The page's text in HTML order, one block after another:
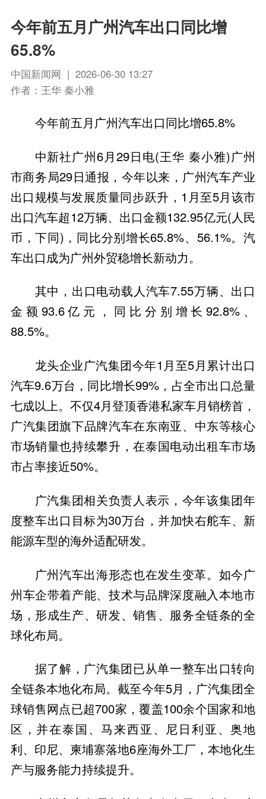
今年前五月广州汽车出口同比增
65.8%
中国新闻网 | 2026-06-30 13:27
作者：王华 秦小雅
今年前五月广州汽车出口同比增65.8%
中新社广州6月29日电(王华 秦小雅)广州
市商务局29日通报，今年以来，广州汽车产业
出口规模与发展质量同步跃升，1月至5月该市
出口汽车超12万辆、出口金额132.95亿元(人民
币，下同)，同比分别增长65.8%、56.1%。汽
车出口成为广州外贸稳增长新动力。
其中，出口电动载人汽车7.55万辆、出口
金额93.6亿元，同比分别增长92.8%、
88.5%。
龙头企业广汽集团今年1月至5月累计出口
汽车9.6万台，同比增长99%，占全市出口总量
七成以上。不仅4月登顶香港私家车月销榜首，
广汽集团旗下品牌汽车在东南亚、中东等核心
市场销量也持续攀升，在泰国电动出租车市场
市占率接近50%。
广汽集团相关负责人表示，今年该集团年
度整车出口目标为30万台，并加快右舵车、新
能源车型的海外适配研发。
广州汽车出海形态也在发生变革。如今广
州车企带着产能、技术与品牌深度融入本地市
场，形成生产、研发、销售、服务全链条的全
球化布局。
据了解，广汽集团已从单一整车出口转向
全链条本地化布局。截至今年5月，广汽集团全
球销售网点已超700家，覆盖100余个国家和地
区，并在泰国、马来西亚、尼日利亚、奥地
利、印尼、柬埔寨落地6座海外工厂，本地化生
产与服务能力持续提升。